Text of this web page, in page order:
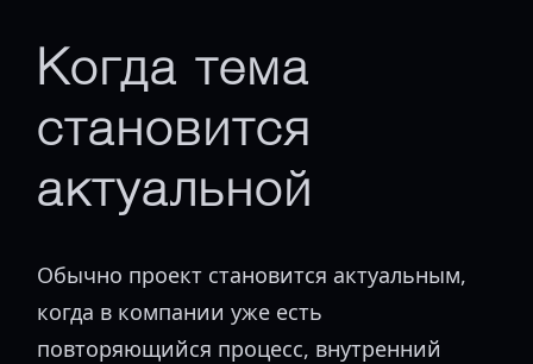
Когда тема
становится
актуальной
Обычно проект становится актуальным,
когда в компании уже есть
повторяющийся процесс, внутренний